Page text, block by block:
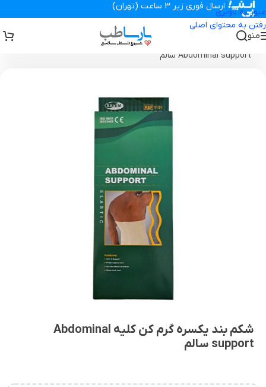
عبور به ناوبری
رفتن به محتوای اصلی
ارسال فوری زیر 3 ساعت (تهران)
منو
تجهیزات پزشکی پارساطب ارتوپدی>شکم بند یکسره گرم کن کلیه
Abdominal support سالم
شکم بند یکسره گرم کن کلیه Abdominal
support سالم